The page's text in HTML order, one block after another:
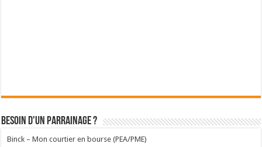
Besoin d'un parrainage ?
Binck – Mon courtier en bourse (PEA/PME)